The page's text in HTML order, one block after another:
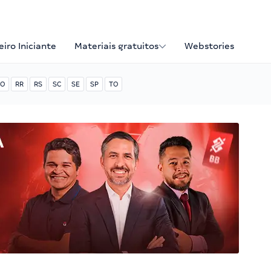
Iniciante Materiais gratuitos Webstories
RR RS SC SE SP TO